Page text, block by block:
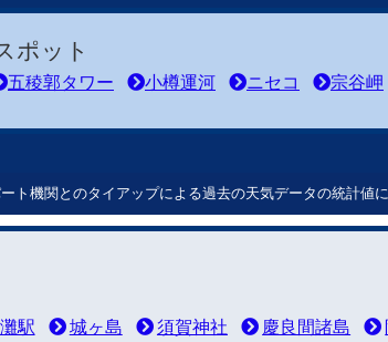
ポット
五稜郭タワー 小樽運河 ニセコ 宗谷岬
ト機関とのタイアップによる過去の天気データの統計値に
駅 城ヶ島 須賀神社 慶良間諸島